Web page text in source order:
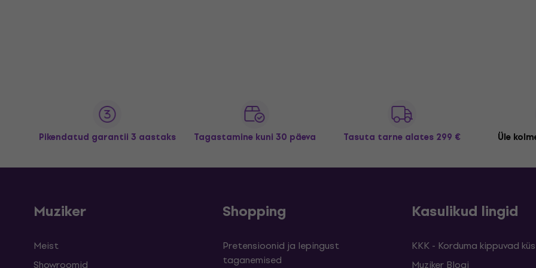
Pikendatud garantii 3 aastaks Tagastamine kuni 30 päeva Tasuta tarne alates 299 € Üle
Muziker
Meist
Showroomid
Shopping
Pretensioonid ja lepingust
taganemised
Kasulikud lingid
KKK - Korduma kippuvad
Muziker Blogi